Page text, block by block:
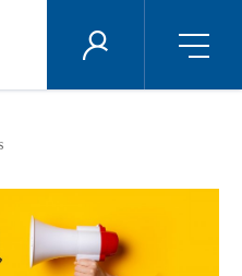
ÉNERGIE PLUS